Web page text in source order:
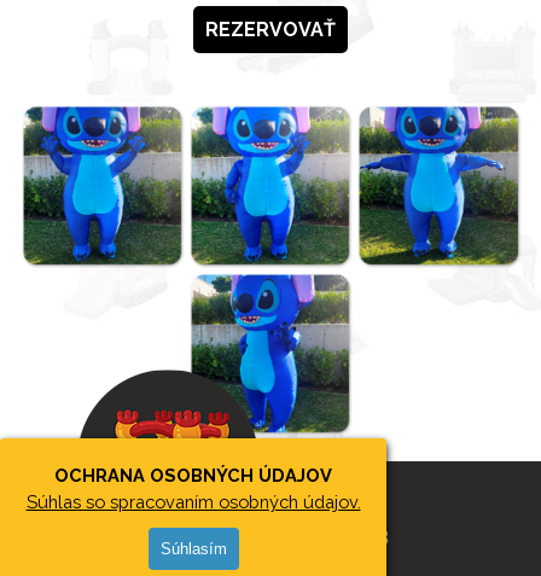
OCHRANA OSOBNÝCH ÚDAJOV
Súhlas so spracovaním osobných údajov.
Súhlasím
REZERVOVAŤ
2026 © SKÁKACIEHRADYBB
Viktor Wicky Makovický